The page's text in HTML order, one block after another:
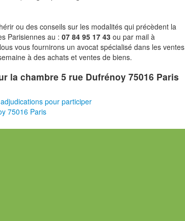
ou des conseils sur les modalités qui précèdent la
Parisiennes au :07 84 95 17 43ou par mail à
vous fournirons un avocat spécialisé dans les ventes
à des achats et ventes de biens.
la chambre 5 rue Dufrénoy 75016 Paris
pour participer
75016 Paris